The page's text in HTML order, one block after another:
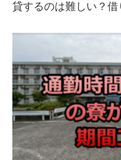
貸するのは難しい？借